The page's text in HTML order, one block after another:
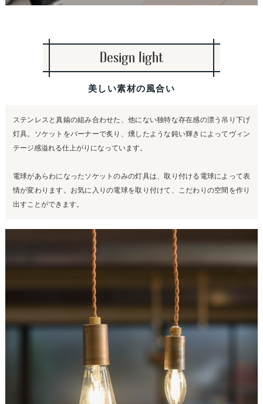
Design light
美しい素材の風合い
ステンレスと真鍮の組み合わせた、他にない独特な存在感の漂う吊り下げ
灯具。ソケットをバーナーで炙り、燻したような鈍い輝きによってヴィン
テージ感溢れる仕上がりになっています。
電球があらわになったソケットのみの灯具は、取り付ける電球によって表
情が変わります。お気に入りの電球を取り付けて、こだわりの空間を作り
出すことができます。